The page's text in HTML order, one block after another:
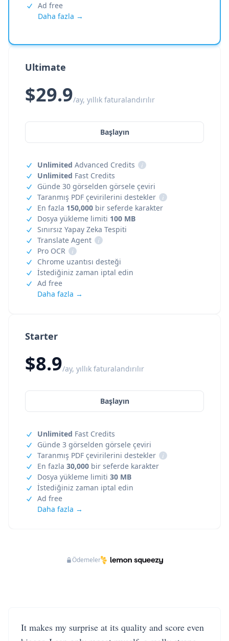
Starter
$8.9/ay, yıllık faturalandırılır
Başlayın
Unlimited Fast Credits
Günde 3 görselden görsele çeviri
Taranmış PDF çevirilerini destekler
i
En fazla 30,000 bir seferde karakter
Dosya yükleme limiti 30 MB
İstediğiniz zaman iptal edin
Ad free
Daha fazla →
Ad free
Daha fazla →
Ultimate
$29.9/ay, yıllık faturalandırılır
Başlayın
Unlimited Advanced Credits
i
Unlimited Fast Credits
Günde 30 görselden görsele çeviri
Taranmış PDF çevirilerini destekler
i
En fazla 150,000 bir seferde karakter
Dosya yükleme limiti 100 MB
Sınırsız Yapay Zeka Tespiti
Translate Agent
i
Pro OCR
i
Chrome uzantısı desteği
İstediğiniz zaman iptal edin
Ad free
Daha fazla →
Ödemeler
It makes my surprise at its quality and score even